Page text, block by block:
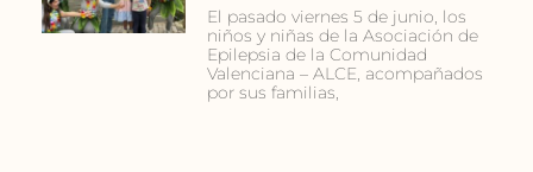
El pasado viernes 5 de junio, los
niños y niñas de la Asociación de
Epilepsia de la Comunidad
Valenciana – ALCE, acompañados
por sus familias,